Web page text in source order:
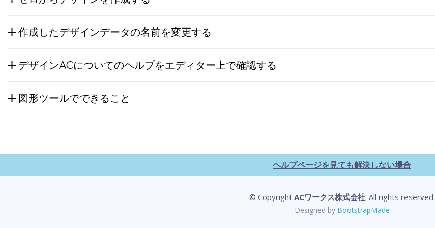
作成したデザインデータの名前を変更する
デザインACについてのヘルプをエディター上で確認する
図形ツールでできること
ヘルプページを見ても解決しない場合
© Copyright ACワークス株式会社. All rights reserved.
Designed by BootstrapMade